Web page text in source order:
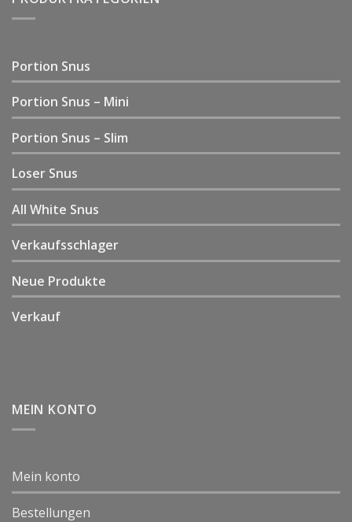
Portion Snus
Portion Snus – Mini
Portion Snus – Slim
Loser Snus
All White Snus
Verkaufsschlager
Neue Produkte
Verkauf
MEIN KONTO
Mein konto
Bestellungen